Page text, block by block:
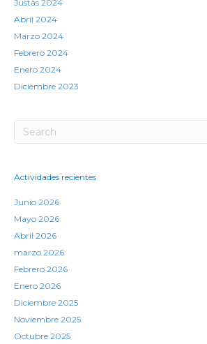
Justas 2024
Abril 2024
Marzo 2024
Febrero 2024
Enero 2024
Diciembre 2023
Actividades recientes
Junio 2026
Mayo 2026
Abril 2026
marzo 2026
Febrero 2026
Enero 2026
Diciembre 2025
Noviembre 2025
Octubre 2025